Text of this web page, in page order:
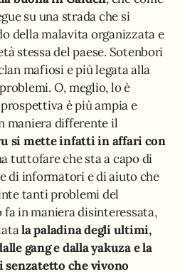
su una strada che si
della malavita organizzata e
stessa del paese. Sotenbori
mafiosi e più legata alla
O, meglio, lo è
è più ampia e
maniera differente il
si mette infatti in affari con
tuttofare che sta a capo di
di informatori e di aiuto che
tanti problemi del
in maniera disinteressata,
la paladina degli ultimi,
gang e dalla yakuza e la
senzatetto che vivono